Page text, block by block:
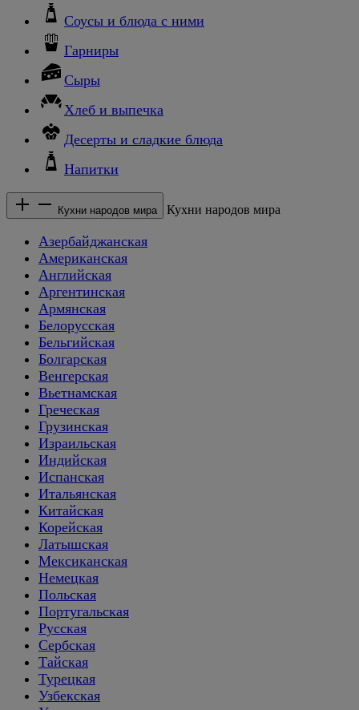
Соусы и блюда с ними
Гарниры
Сыры
Хлеб и выпечка
Десерты и сладкие блюда
Напитки
Кухни народов мира Кухни народов мира
Азербайджанская
Американская
Английская
Аргентинская
Армянская
Белорусская
Бельгийская
Болгарская
Венгерская
Вьетнамская
Греческая
Грузинская
Израильская
Индийская
Испанская
Итальянская
Китайская
Корейская
Латышская
Мексиканская
Немецкая
Польская
Португальская
Русская
Сербская
Тайская
Турецкая
Узбекская